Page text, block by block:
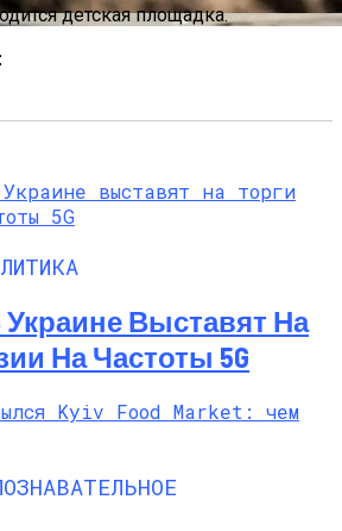
Безопасности На Гаити:
Реальность Безнадежной
Известно, Сколько Бойцов ВСУ
С Прошлого Перемирия
детская площадка.
Украине Выставят На
На Частоты 5G